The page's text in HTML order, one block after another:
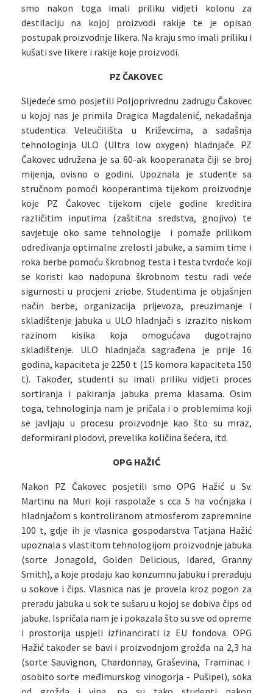
smo nakon toga imali priliku vidjeti kolonu za
destilaciju na kojoj proizvodi rakije te je opisao
postupak proizvodnje likera. Na kraju smo imali priliku i
kušati sve likere i rakije koje proizvodi.
PZ ČAKOVEC
Sljedeće smo posjetili Poljoprivrednu zadrugu Čakovec
u kojoj nas je primila Dragica Magdalenić, nekadašnja
studentica Veleučilišta u Križevcima, a sadašnja
tehnologinja ULO (Ultra low oxygen) hladnjače. PZ
Čakovec udružena je sa 60-ak kooperanata čiji se broj
mijenja, ovisno o godini. Upoznala je studente sa
stručnom pomoći kooperantima tijekom proizvodnje
koje PZ Čakovec tijekom cijele godine kreditira
različitim inputima (zaštitna sredstva, gnojivo) te
savjetuje oko same tehnologije i pomaže prilikom
određivanja optimalne zrelosti jabuke, a samim time i
roka berbe pomoću škrobnog testa i testa tvrdoće koji
se koristi kao nadopuna škrobnom testu radi veće
sigurnosti u procjeni zriobe. Studentima je objašnjen
način berbe, organizacija prijevoza, preuzimanje i
skladištenje jabuka u ULO hladnjači s izrazito niskom
razinom kisika koja omogućava dugotrajno
skladištenje. ULO hladnjača sagrađena je prije 16
godina, kapaciteta je 2250 t (15 komora kapaciteta 150
t). Također, studenti su imali priliku vidjeti proces
sortiranja i pakiranja jabuka prema klasama. Osim
toga, tehnologinja nam je pričala i o problemima koji
se javljaju u procesu proizvodnje kao što su mraz,
deformirani plodovi, prevelika količina šećera, itd.
OPG HAŽIĆ
Nakon PZ Čakovec posjetili smo OPG Hažić u Sv.
Martinu na Muri koji raspolaže s cca 5 ha voćnjaka i
hladnjačom s kontroliranom atmosferom zapremnine
100 t, gdje ih je vlasnica gospodarstva Tatjana Hažić
upoznala s vlastitom tehnologijom proizvodnje jabuka
(sorte Jonagold, Golden Delicious, Idared, Granny
Smith), a koje prodaju kao konzumnu jabuku i prerađuju
u sokove i čips. Vlasnica nas je provela kroz pogon za
preradu jabuka u sok te sušaru u kojoj se dobiva čips od
jabuke. Ispričala nam je i pokazala što su sve od opreme
i prostorija uspjeli izfinancirati iz EU fondova. OPG
Hažić također se bavi i proizvodnjom grožđa na 2,3 ha
(sorte Sauvignon, Chardonnay, Graševina, Traminac i
osobito sorte međimurskog vinogorja - Pušipel), soka